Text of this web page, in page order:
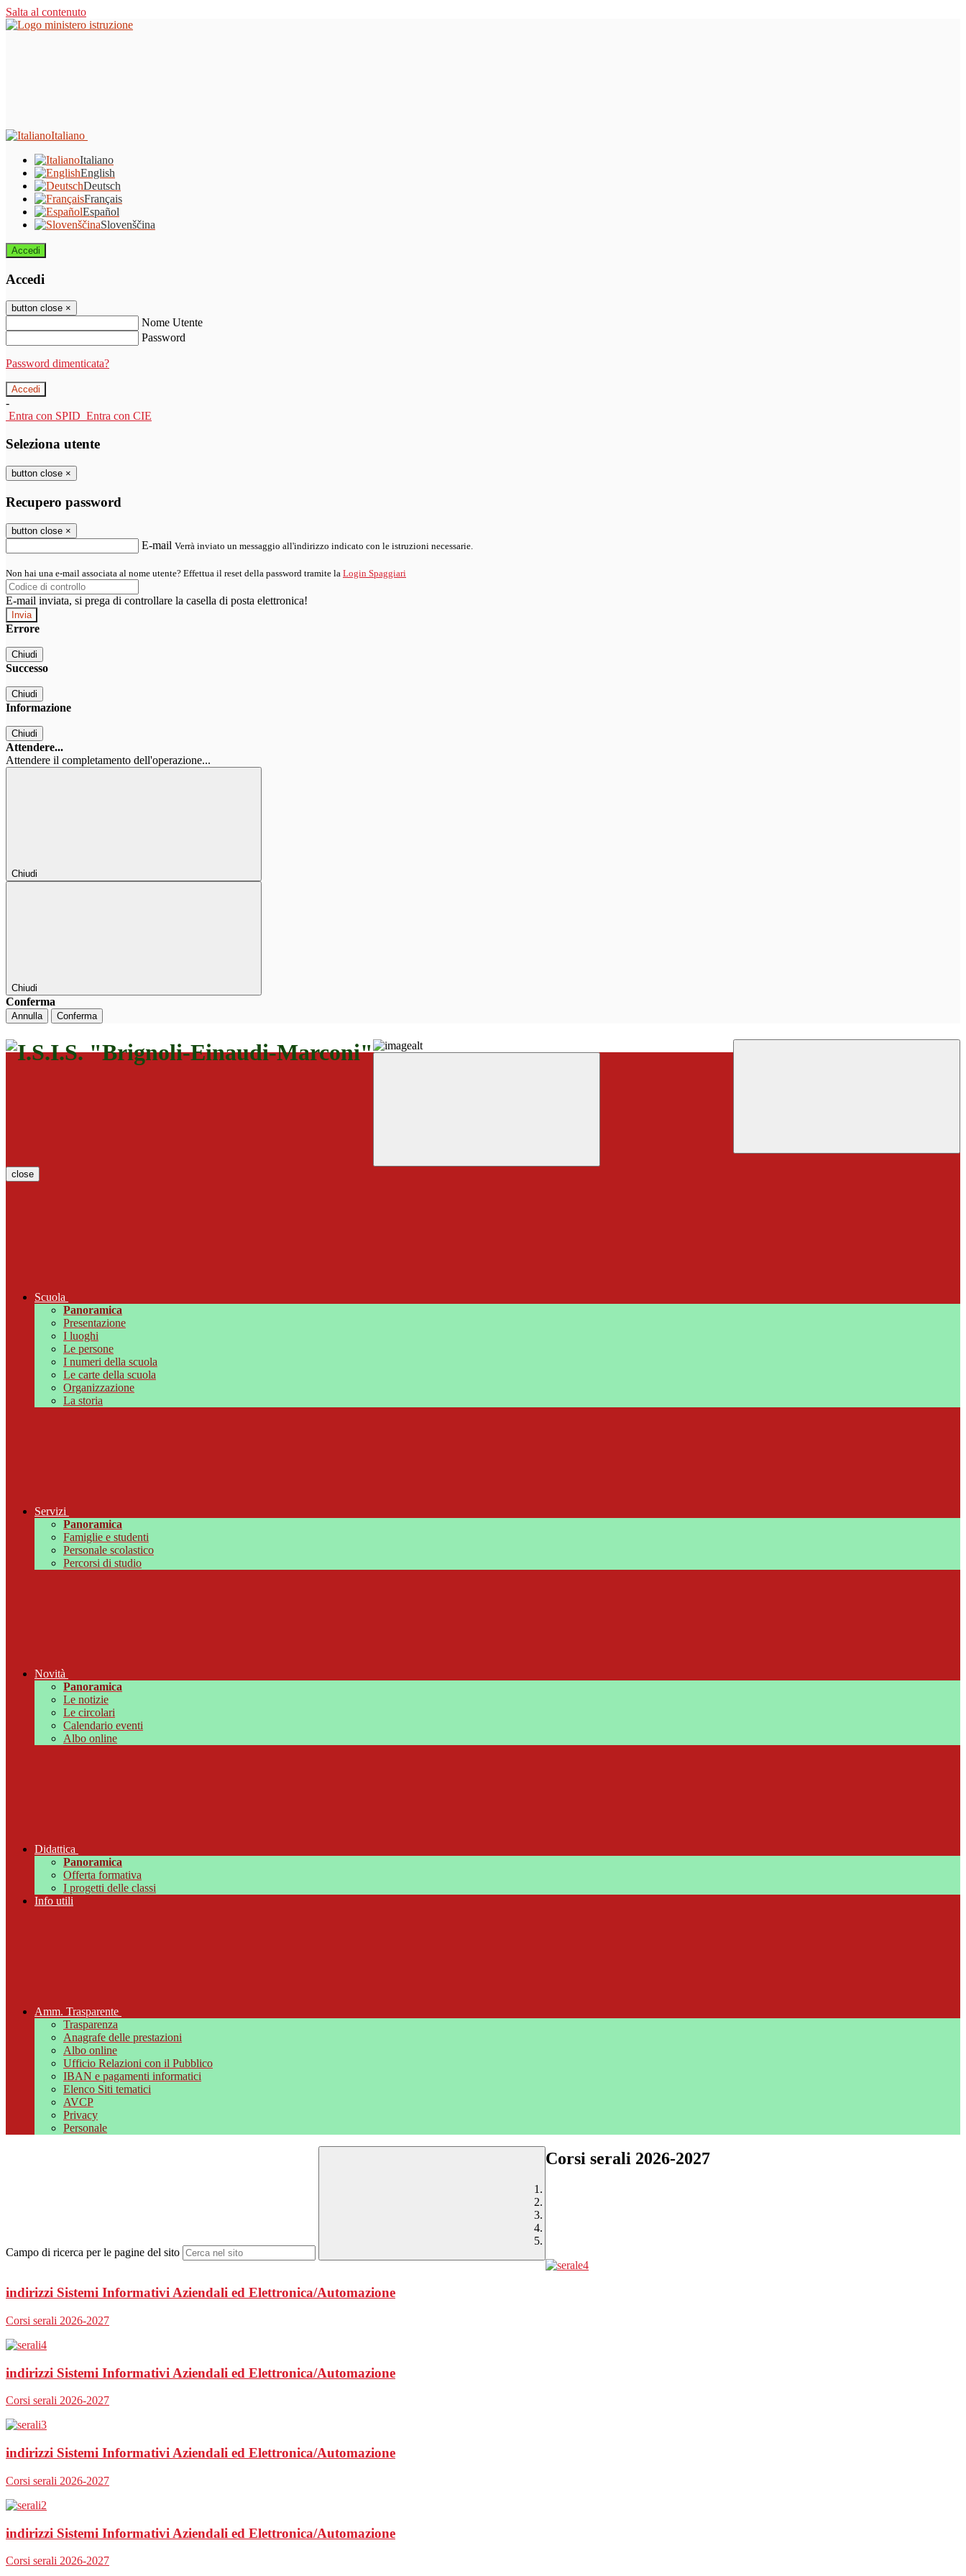
Salta al contenuto
Italiano
Italiano
English
Deutsch
Français
Español
Slovenščina
Accedi
Accedi
button close ×
Nome Utente
Password
Password dimenticata?
-
Entra con SPID Entra con CIE
Seleziona utente
button close ×
Recupero password
button close ×
E-mail Verrà inviato un messaggio all'indirizzo indicato con le istruzioni necessarie.
Non hai una e-mail associata al nome utente? Effettua il reset della password tramite la Login Spaggiari
E-mail inviata, si prega di controllare la casella di posta elettronica!
Errore
Chiudi
Successo
Chiudi
Informazione
Chiudi
Attendere...
Attendere il completamento dell'operazione...
Chiudi
Chiudi
Conferma
Annulla Conferma
close
Scuola
Panoramica
Presentazione
I luoghi
Le persone
I numeri della scuola
Le carte della scuola
Organizzazione
La storia
Servizi
Panoramica
Famiglie e studenti
Personale scolastico
Percorsi di studio
Novità
Panoramica
Le notizie
Le circolari
Calendario eventi
Albo online
Didattica
Panoramica
Offerta formativa
I progetti delle classi
Info utili
Amm. Trasparente
Trasparenza
Anagrafe delle prestazioni
Albo online
Ufficio Relazioni con il Pubblico
IBAN e pagamenti informatici
Elenco Siti tematici
AVCP
Privacy
Personale
Campo di ricerca per le pagine del sito
Corsi serali 2026-2027
indirizzi Sistemi Informativi Aziendali ed Elettronica/Automazione
Corsi serali 2026-2027
indirizzi Sistemi Informativi Aziendali ed Elettronica/Automazione
Corsi serali 2026-2027
indirizzi Sistemi Informativi Aziendali ed Elettronica/Automazione
Corsi serali 2026-2027
indirizzi Sistemi Informativi Aziendali ed Elettronica/Automazione
Corsi serali 2026-2027